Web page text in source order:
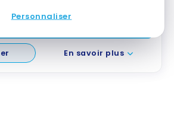
Personnaliser
Souscrire
En savoir plus